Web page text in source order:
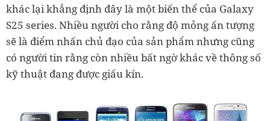
khác lại khẳng định đây là một biến thể của Galaxy
S25 series. Nhiều người cho rằng độ mỏng ấn tượng
sẽ là điểm nhấn chủ đạo của sản phẩm nhưng cũng
có người tin rằng còn nhiều bất ngờ khác về thông số
kỹ thuật đang được giấu kín.